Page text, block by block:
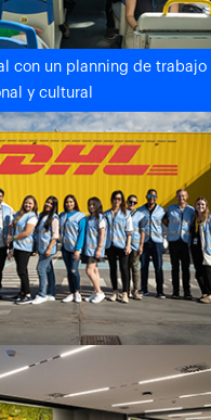
con un planning de trabajo
y cultural